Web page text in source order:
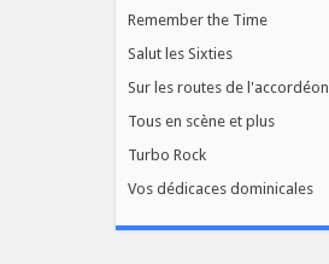
Remember the Time
Salut les Sixties
Sur les routes de l'accordéon
Tous en scène et plus
Turbo Rock
Vos dédicaces dominicales